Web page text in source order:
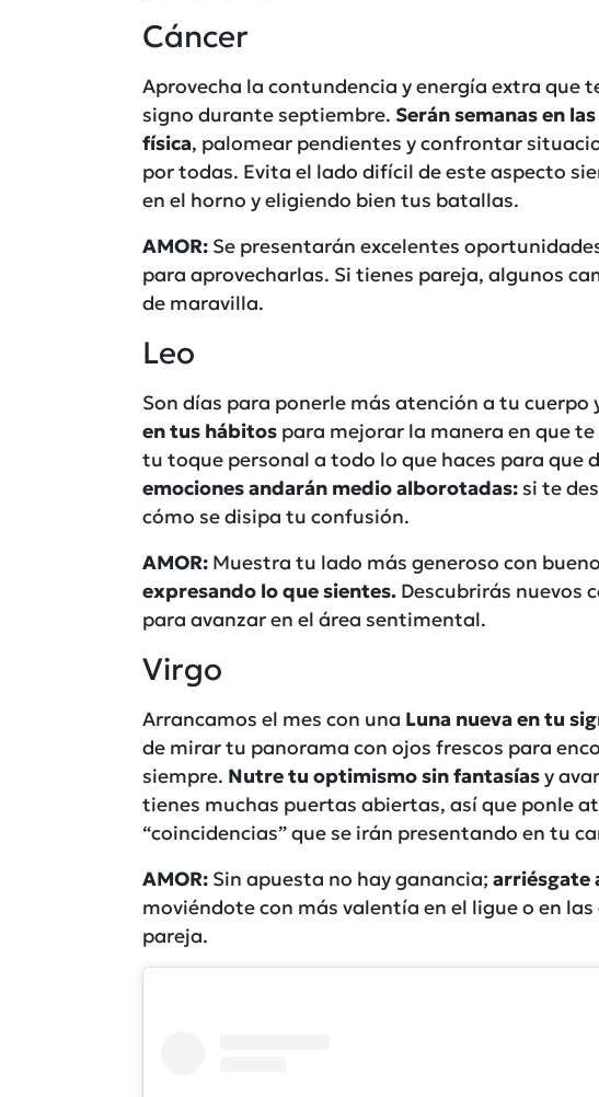
Cáncer
Aprovecha la contundencia y energía extra que
signo durante septiembre. Serán semanas en
física, palomear pendientes y confrontar
por todas. Evita el lado difícil de este aspecto
en el horno y eligiendo bien tus batallas.
AMOR: Se presentarán excelentes
para aprovecharlas. Si tienes pareja, algunos
de maravilla.
Leo
Son días para ponerle más atención a tu cuerpo
en tus hábitos para mejorar la manera en que
tu toque personal a todo lo que haces para que
emociones andarán medio alborotadas: si te
cómo se disipa tu confusión.
AMOR: Muestra tu lado más generoso con
expresando lo que sientes. Descubrirás nuevos
para avanzar en el área sentimental.
Virgo
Arrancamos el mes con una Luna nueva en tu
de mirar tu panorama con ojos frescos para
siempre. Nutre tu optimismo sin fantasíasy
tienes muchas puertas abiertas, así que ponle
“coincidencias” que se irán presentando en tu
AMOR: Sin apuesta no hay ganancia; arriésgate
moviéndote con más valentía en el ligue o en
pareja.